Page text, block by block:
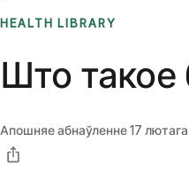
HEALTH LIBRARY
Што такое
Апошняе абнаўленне17